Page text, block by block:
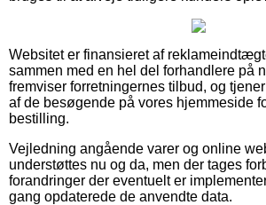
Websitet er finansieret af
sammen med en hel del forhandlere på
fremviser forretningernes tilbud, og
af de besøgende på vores hjemmeside
bestilling.
Vejledning angående varer og online
understøttes nu og da, men der tages
forandringer der eventuelt er
gang opdaterede de anvendte data.